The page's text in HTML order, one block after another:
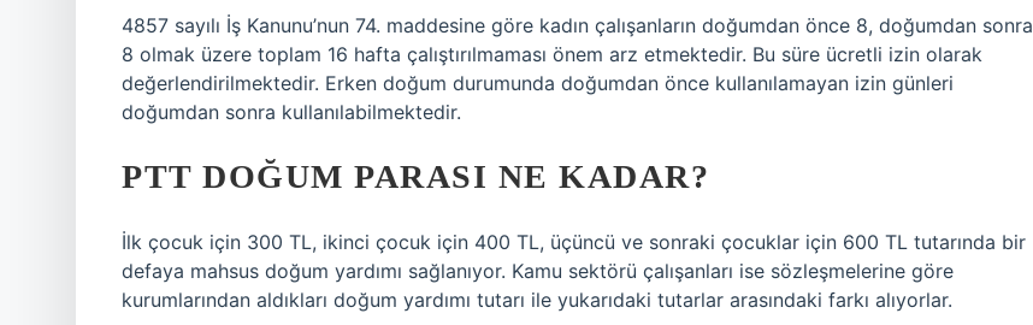
4857 sayılı İş Kanunu’nun 74. maddesine göre kadın çalışanların doğumdan önce 8, doğumdan sonra
8 olmak üzere toplam 16 hafta çalıştırılmaması önem arz etmektedir. Bu süre ücretli izin olarak
değerlendirilmektedir. Erken doğum durumunda doğumdan önce kullanılamayan izin günleri
doğumdan sonra kullanılabilmektedir.
PTT DOĞUM PARASI NE KADAR?
İlk çocuk için 300 TL, ikinci çocuk için 400 TL, üçüncü ve sonraki çocuklar için 600 TL tutarında bir
defaya mahsus doğum yardımı sağlanıyor. Kamu sektörü çalışanları ise sözleşmelerine göre
kurumlarından aldıkları doğum yardımı tutarı ile yukarıdaki tutarlar arasındaki farkı alıyorlar.